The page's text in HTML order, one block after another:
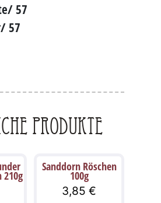
57
57
Produkte
Sanddorn Röschen
100g
3,85€